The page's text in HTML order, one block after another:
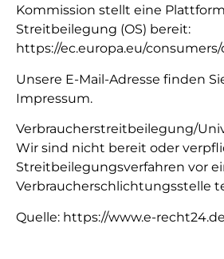
Kommission stellt eine
Streitbeilegung (OS) bereit:
https://ec.europa.eu/consumers/
Unsere E-Mail-Adresse finden
Impressum.
Verbraucherstreitbeilegung/
Wir sind nicht bereit oder
Streitbeilegungsverfahren vor
Verbraucherschlichtungsstelle
Quelle: https://www.e-recht24.de